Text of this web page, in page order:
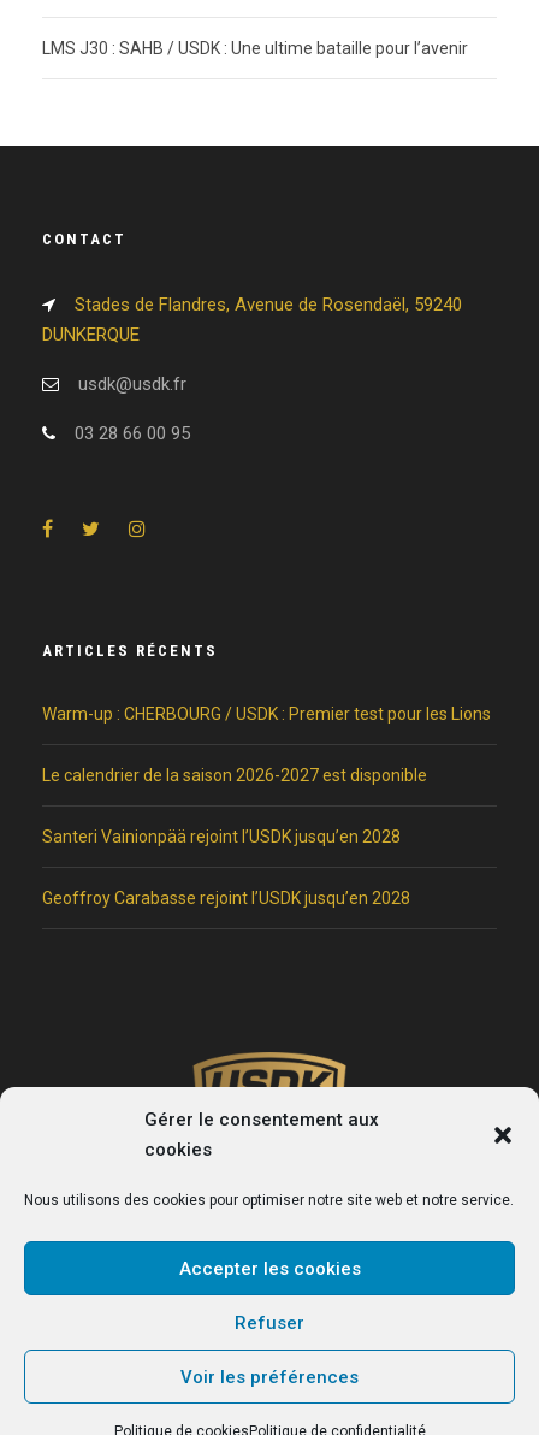
Gérer le consentement aux
cookies
Nous utilisons des cookies pour optimiser notre site web et notre service.
Accepter les cookies
Refuser
Voir les préférences
Politique de cookies Politique de confidentialité
LMS J30 : SAHB / USDK : Une ultime bataille pour l’avenir
CONTACT
Stades de Flandres, Avenue de Rosendaël, 59240
DUNKERQUE
usdk@usdk.fr
03 28 66 00 95
ARTICLES RÉCENTS
Warm-up : CHERBOURG / USDK : Premier test pour les Lions
Le calendrier de la saison 2026-2027 est disponible
Santeri Vainionpää rejoint l’USDK jusqu’en 2028
Geoffroy Carabasse rejoint l’USDK jusqu’en 2028
USDK